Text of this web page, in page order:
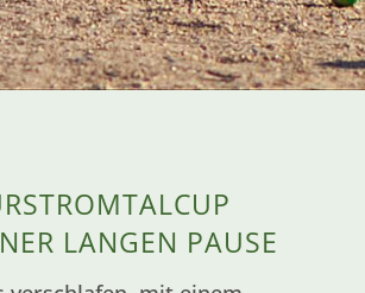
LANGEN PAUSE